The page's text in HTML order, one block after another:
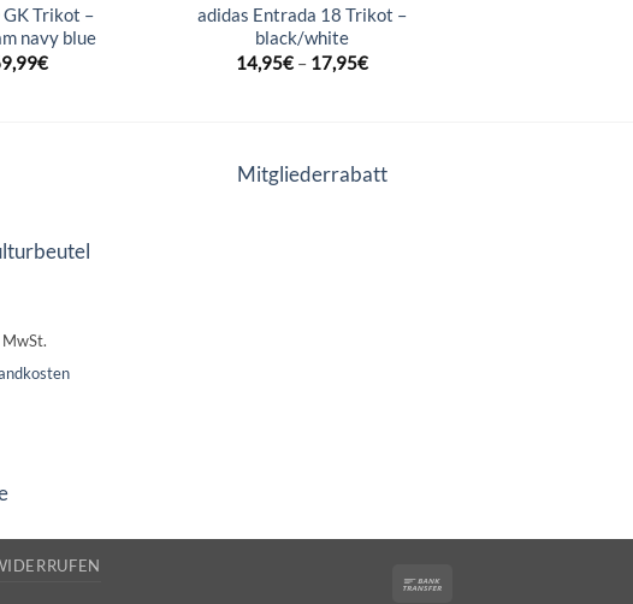
Trikot –
navy blue
€
adidas Entrada 18 Trikot –
black/white
14,95€– 17,95€
Mitgliederrabatt